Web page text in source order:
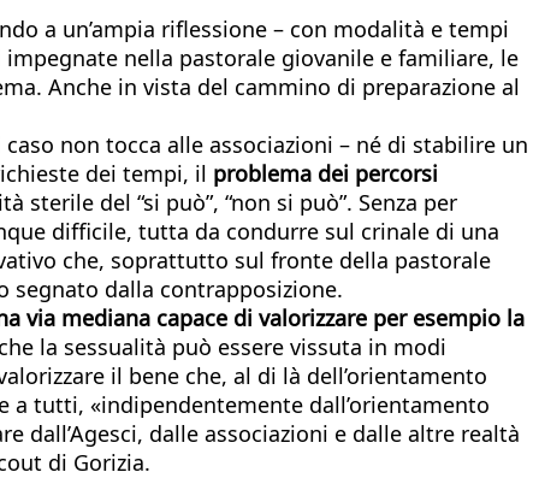
a un’ampia riflessione – con modalità e tempi
nella pastorale giovanile e familiare, le
Anche in vista del cammino di preparazione al
non tocca alle associazioni – né di stabilire un
dei tempi, il problema dei percorsi
del “si può”, “non si può”. Senza per
difficile, tutta da condurre sul crinale di una
che, soprattutto sul fronte della pastorale
segnato dalla contrapposizione.
via mediana capace di valorizzare per esempio la
la sessualità può essere vissuta in modi
il bene che, al di là dell’orientamento
a tutti, «indipendentemente dall’orientamento
dall’Agesci, dalle associazioni e dalle altre realtà
di Gorizia.